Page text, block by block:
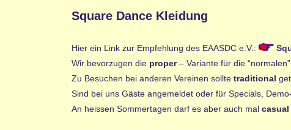
Square Dance Kleidung
Hier ein Link zur Empfehlung des EAASDC e.V.:
Wir bevorzugen die proper– Variante für die
Zu Besuchen bei anderen Vereinen sollte traditional
Sind bei uns Gäste angemeldet oder für Specials,
An heissen Sommertagen darf es aber auch mal casual